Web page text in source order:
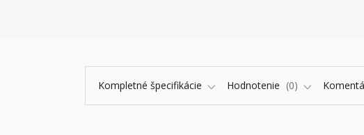
Kompletné špecifikácie Hodnotenie 0